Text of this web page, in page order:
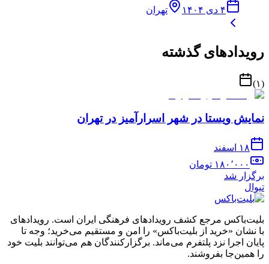
۴ دی ۱۴۰۴ تهران
رویدادهای گذشته
(۱)
نمایش ویستا در شهر اسرارآمیز در تهران
۱۸ اسفند
۱۸۰٬۰۰۰ تومان
برگزار شد
تیوال
بلیت‌باکس مرجع کشف رویدادهای فرهنگی ایران است. رویدادهای
با نشان «خرید از بلیت‌باکس» را امن و مستقیم می‌خرید؛ وجه تا
پایان اجرا نزد پلتفرم می‌ماند. برگزارکنندگان هم می‌توانند بلیت خود
را همین‌جا بفروشند.